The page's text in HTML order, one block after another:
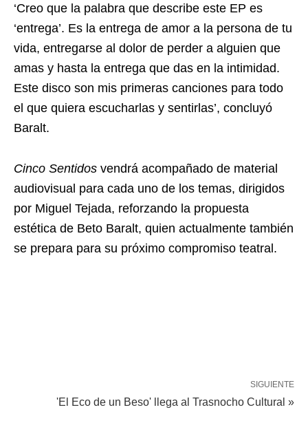
‘Creo que la palabra que describe este EP es
‘entrega’. Es la entrega de amor a la persona de tu
vida, entregarse al dolor de perder a alguien que
amas y hasta la entrega que das en la intimidad.
Este disco son mis primeras canciones para todo
el que quiera escucharlas y sentirlas’, concluyó
Baralt.
Cinco Sentidos vendrá acompañado de material
audiovisual para cada uno de los temas, dirigidos
por Miguel Tejada, reforzando la propuesta
estética de Beto Baralt, quien actualmente también
se prepara para su próximo compromiso teatral.
SIGUIENTE
'El Eco de un Beso' llega al Trasnocho Cultural »